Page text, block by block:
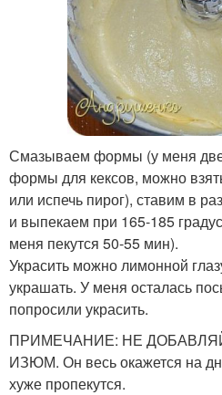
Смазываем формы (у меня
формы для кексов, можно
или испечь пирог), ставим в
и выпекаем при 165-185
меня пекутся 50-55 мин).
Украсить можно лимонной
украшать. У меня осталась
попросили украсить.
ПРИМЕЧАНИЕ: НЕ
ИЗЮМ. Он весь окажется на
хуже пропекутся.